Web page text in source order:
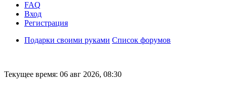
FAQ
Вход
Регистрация
Подарки своими руками Список форумов
Текущее время: 06 авг 2026, 08:30